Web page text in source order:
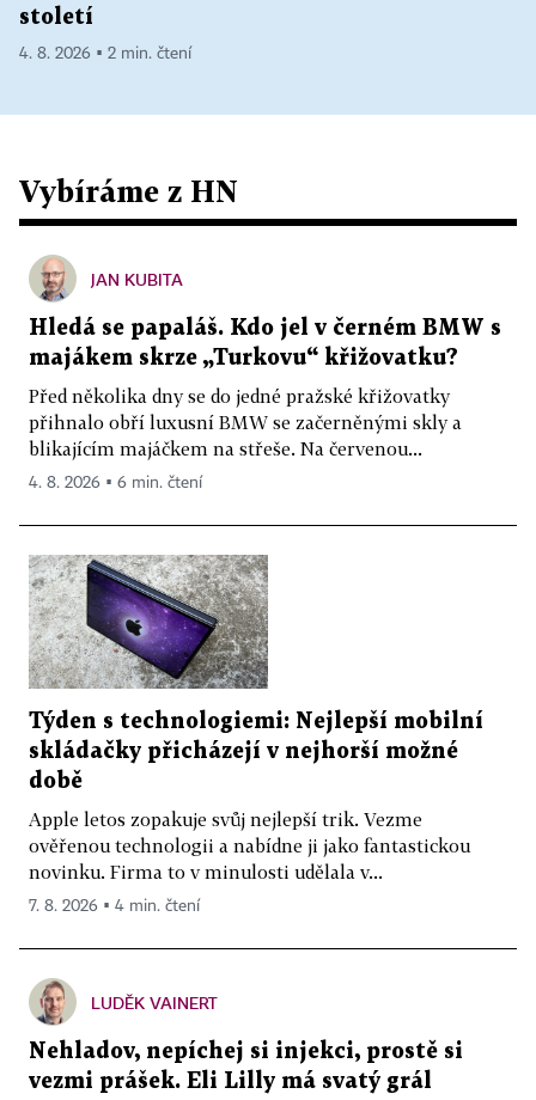
století
4. 8. 2026 ▪ 2 min. čtení
Vybíráme z HN
JAN KUBITA
Hledá se papaláš. Kdo jel v černém BMW s
majákem skrze „Turkovu“ křižovatku?
Před několika dny se do jedné pražské křižovatky
přihnalo obří luxusní BMW se začerněnými skly a
blikajícím majáčkem na střeše. Na červenou...
4. 8. 2026 ▪ 6 min. čtení
Týden s technologiemi: Nejlepší mobilní
skládačky přicházejí v nejhorší možné
době
Apple letos zopakuje svůj nejlepší trik. Vezme
ověřenou technologii a nabídne ji jako fantastickou
novinku. Firma to v minulosti udělala v...
7. 8. 2026 ▪ 4 min. čtení
LUDĚK VAINERT
Nehladov, nepíchej si injekci, prostě si
vezmi prášek. Eli Lilly má svatý grál